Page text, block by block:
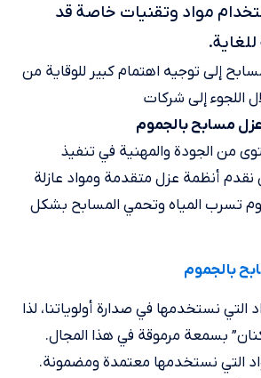
مواد وتقنيات خاصة قد
إلى توجيه اهتمام كبير للوقاية من
اللجوء إلى شركات
عزل مسابح بالجموم
من الجودة والمهنية في تنفيذ
أنظمة عزل متقدمة ومواد عازلة
تسرب المياه وتحمي المسابح بشكل
بالجموم
نستخدمها في صدارة أولوياتنا، لذا
بسمعة مرموقة في هذا المجال.
التي نستخدمها معتمدة ومضمونة.